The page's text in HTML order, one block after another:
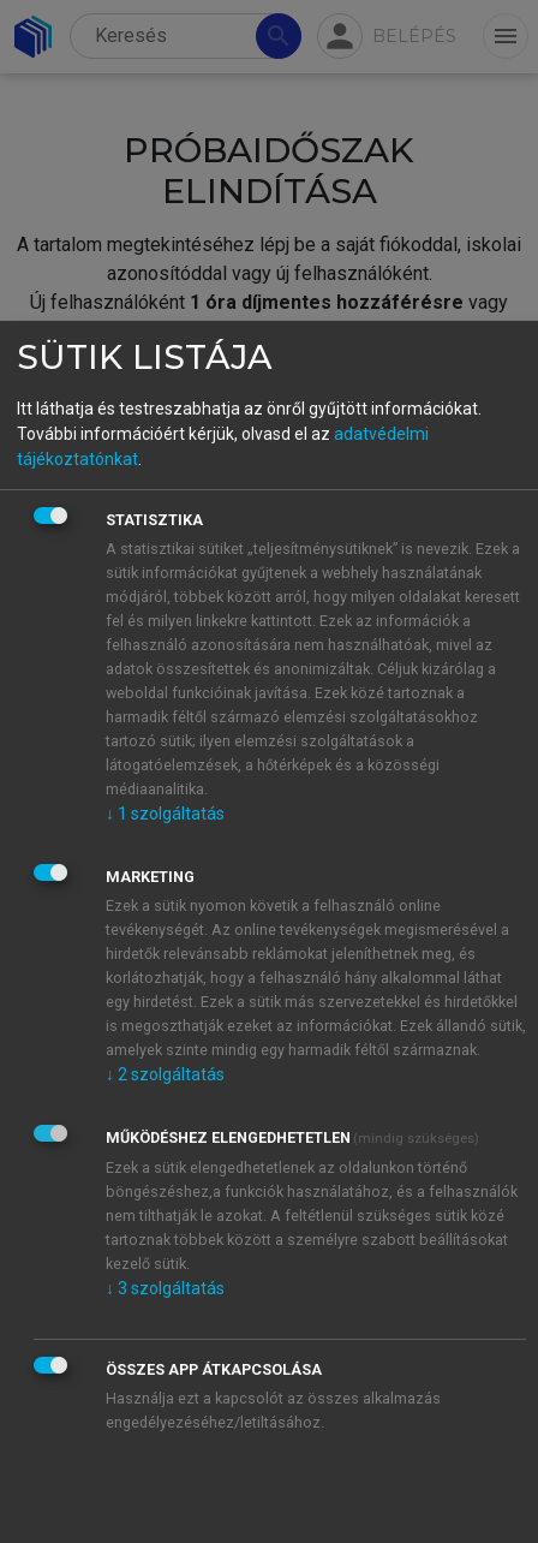
search person BELÉPÉS menu
PRÓBAIDŐSZAK
ELINDÍTÁSA
A tartalom megtekintéséhez lépj be a saját fiókoddal, iskolai
azonosítóddal vagy új felhasználóként.
Új felhasználóként 1 óra díjmentes hozzáférésre vagy
fiókoddal,vagy hozz létre új fiókot.
A regisztráció után apróbaidőszakautomatikusan
BELÉPÉS SAJÁT FIÓKKAL
ÚJ FIÓK LÉTREHOZÁSA
1 óra díjmentes hozzáférés
E-MAIL-CÍM
JELSZÓ
JELSZÓ ÚJRA
Kérek értesítést a MeRSZ újdonságairól, akcióiról.
Kérek értesítést az Akadémiai Kiadó Zrt. újdonságairól,
Adatkezelési tájékoztatóbanfoglaltakat tudomásul
veszem és elfogadom.
Általános vásárlási feltételeket, valamint a szotar.netés a
mersz.huoldalak licencszerződéseiben foglaltakat
tudomásul veszem és elfogadom.
KIPRÓBÁLOM
SÜTIK LISTÁJA
Itt láthatja és testreszabhatja az önről gyűjtött információkat.
További információért kérjük, olvasd el az adatvédelmi
tájékoztatónkat
STATISZTIKA
A statisztikai sütiket „teljesítménysütiknek” is nevezik. Ezek a
sütik információkat gyűjtenek a webhely használatának
módjáról, többek között arról, hogy milyen oldalakat keresett
fel és milyen linkekre kattintott. Ezek az információk a
felhasználó azonosítására nem használhatóak, mivel az
adatok összesítettek és anonimizáltak. Céljuk kizárólag a
weboldal funkcióinak javítása. Ezek közé tartoznak a
harmadik féltől származó elemzési szolgáltatásokhoz
tartozó sütik; ilyen elemzési szolgáltatások a
látogatóelemzések, a hőtérképek és a közösségi
médiaanalitika.
↓ 1 szolgáltatás
MARKETING
Ezek a sütik nyomon követik a felhasználó online
tevékenységét. Az online tevékenységek megismerésével a
hirdetők relevánsabb reklámokat jeleníthetnek meg, és
korlátozhatják, hogy a felhasználó hány alkalommal láthat
egy hirdetést. Ezek a sütik más szervezetekkel és hirdetőkkel
is megoszthatják ezeket az információkat. Ezek állandó sütik,
amelyek szinte mindig egy harmadik féltől származnak.
↓ 2 szolgáltatás
MŰKÖDÉSHEZ ELENGEDHETETLEN (mindig szükséges)
Ezek a sütik elengedhetetlenek az oldalunkon történő
böngészéshez,a funkciók használatához, és a felhasználók
nem tilthatják le azokat. A feltétlenül szükséges sütik közé
tartoznak többek között a személyre szabott beállításokat
kezelő sütik.
↓ 3 szolgáltatás
ÖSSZES APP ÁTKAPCSOLÁSA
Használja ezt a kapcsolót az összes alkalmazás
engedélyezéséhez/letiltásához.